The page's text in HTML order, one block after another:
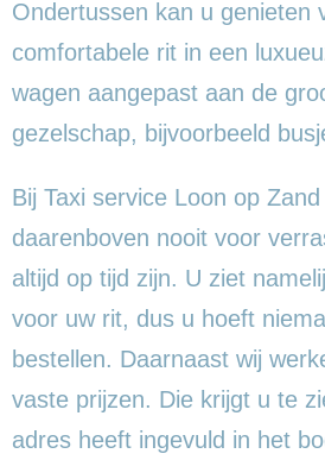
Ondertussen kan u genieten
comfortabele rit in een
wagen aangepast aan de
gezelschap, bijvoorbeeld
Bij Taxi service Loon op
daarenboven nooit voor
altijd op tijd zijn. U ziet
voor uw rit, dus u hoeft
bestellen. Daarnaast wij
vaste prijzen. Die krijgt u te
adres heeft ingevuld in het